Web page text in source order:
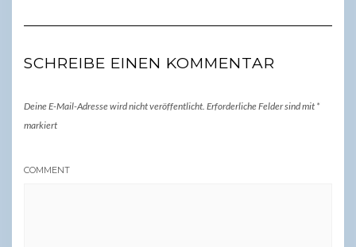
SCHREIBE EINEN KOMMENTAR
Deine E-Mail-Adresse wird nicht veröffentlicht. Erforderliche Felder sind mit *
markiert
COMMENT